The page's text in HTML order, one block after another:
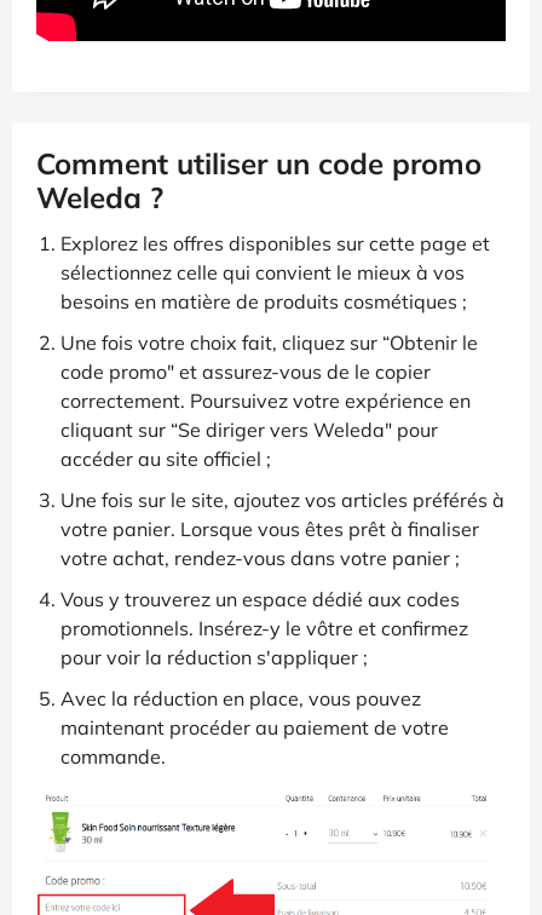
Comment utiliser un code promo
Weleda ?
Explorez les offres disponibles sur cette page et
sélectionnez celle qui convient le mieux à vos
besoins en matière de produits cosmétiques ;
Une fois votre choix fait, cliquez sur “Obtenir le
code promo" et assurez-vous de le copier
correctement. Poursuivez votre expérience en
cliquant sur “Se diriger vers Weleda" pour
accéder au site officiel ;
Une fois sur le site, ajoutez vos articles préférés à
votre panier. Lorsque vous êtes prêt à finaliser
votre achat, rendez-vous dans votre panier ;
Vous y trouverez un espace dédié aux codes
promotionnels. Insérez-y le vôtre et confirmez
pour voir la réduction s'appliquer ;
Avec la réduction en place, vous pouvez
maintenant procéder au paiement de votre
commande.